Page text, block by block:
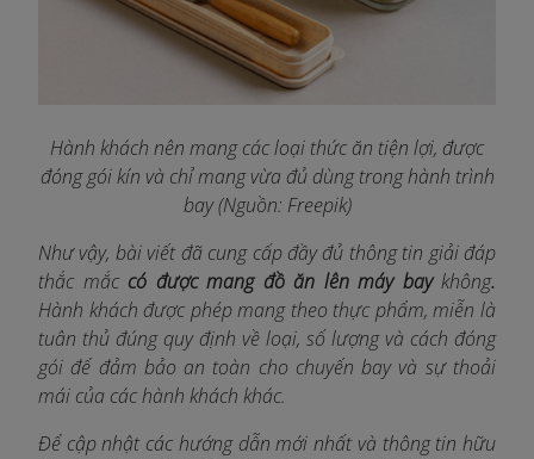
Hành khách nên mang các loại thức ăn tiện lợi, được
đóng gói kín và chỉ mang vừa đủ dùng trong hành trình
bay (Nguồn: Freepik)
Như vậy, bài viết đã cung cấp đầy đủ thông tin giải đáp
thắc mắccó được mang đồ ăn lên máy bay không.
Hành khách được phép mang theo thực phẩm, miễn là
tuân thủ đúng quy định về loại, số lượng và cách đóng
gói để đảm bảo an toàn cho chuyến bay và sự thoải
mái của các hành khách khác.
Để cập nhật các hướng dẫn mới nhất và thông tin hữu